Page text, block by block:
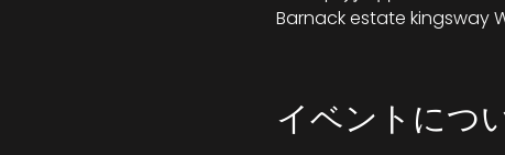
Barnack estate kingsway
イベントにつ